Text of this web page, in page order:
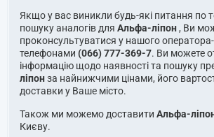
Якщо у вас виникли будь-які питання по
пошуку аналогів для Альфа-ліпон, Ви
проконсультуватися у нашого
телефонами (066) 777-369-7. Ви можете
інформацію щодо наявності та пошуку
ліпонза найнижчими цінами, його
доставки у Ваше місто.
Також ми можемо доставити Альфа-
Києву.